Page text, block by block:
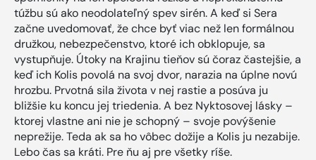
túžbu sú ako neodolateľný spev sirén. A keď si Sera
začne uvedomovať, že chce byť viac než len formálnou
družkou, nebezpečenstvo, ktoré ich obklopuje, sa
vystupňuje. Útoky na Krajinu tieňov sú čoraz častejšie, a
keď ich Kolis povolá na svoj dvor, narazia na úplne novú
hrozbu. Prvotná sila života v nej rastie a posúva ju
bližšie ku koncu jej triedenia. A bez Nyktosovej lásky –
ktorej vlastne ani nie je schopný – svoje povýšenie
neprežije. Teda ak sa ho vôbec dožije a Kolis ju nezabije.
Lebo čas sa kráti. Pre ňu aj pre všetky ríše.